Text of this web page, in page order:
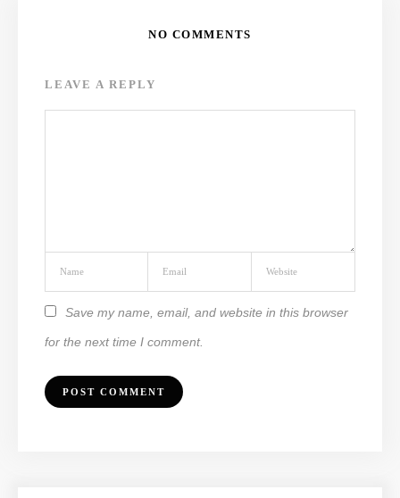
NO COMMENTS
LEAVE A REPLY
Save my name, email, and website in this browser
for the next time I comment.